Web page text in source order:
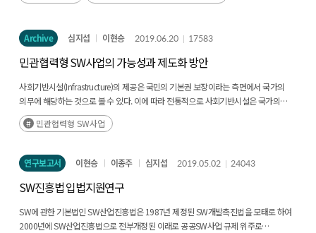
Archive 심지섭 이현승 2019.06.20 17583
민관협력형 SW사업의 가능성과 제도화 방안
사회기반시설(Infrastructure)의 제공은 국민의 기본권 보장이라는 측면에서 국가의
의무에 해당하는 것으로 볼 수 있다. 이에 따라 전통적으로 사회기반시설은 국가의
예산으로 구축해왔는데,(후략)
민관협력형 SW사업
연구보고서 이현승 이종주 심지섭 2019.05.02 24043
SW진흥법 입법지원연구
SW에 관한 기본법인 SW산업진흥법은 1987년 제정된 SW개발촉진법을 모태로 하여
2000년에 SW산업진흥법으로 전부개정된 이래로 공공SW사업 규제 위주로